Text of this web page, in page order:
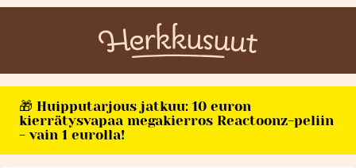
🎁 Huipputarjous jatkuu: 10 euron
kierrätysvapaa megakierros Reactoonz-peliin
- vain 1 eurolla!